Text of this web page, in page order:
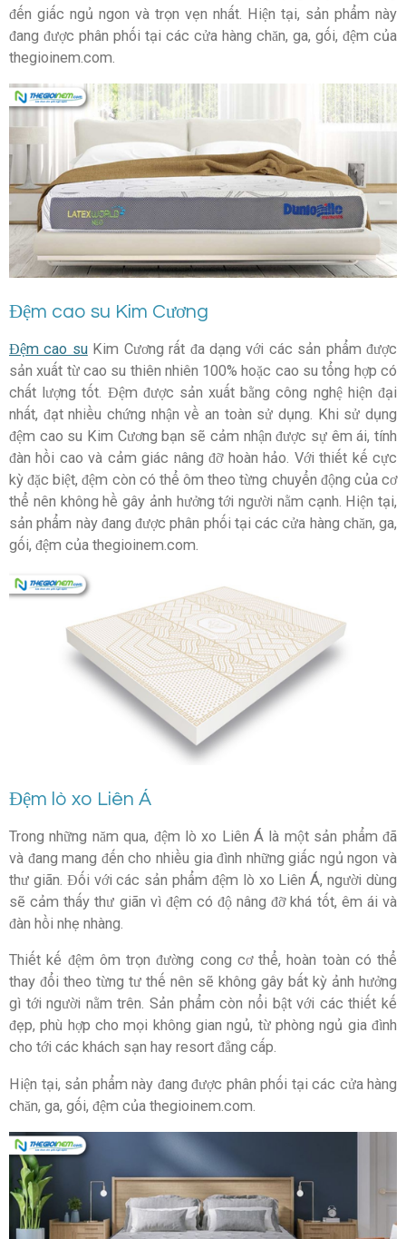
đến giấc ngủ ngon và trọn vẹn nhất. Hiện tại, sản phẩm này
đang được phân phối tại các cửa hàng chăn, ga, gối, đệm của
thegioinem.com.
Đệm cao su Kim Cương
Đệm cao suKim Cương rất đa dạng với các sản phẩm được
sản xuất từ cao su thiên nhiên 100% hoặc cao su tổng hợp có
chất lượng tốt. Đệm được sản xuất bằng công nghệ hiện đại
nhất, đạt nhiều chứng nhận về an toàn sử dụng. Khi sử dụng
đệm cao su Kim Cương bạn sẽ cảm nhận được sự êm ái, tính
đàn hồi cao và cảm giác nâng đỡ hoàn hảo. Với thiết kế cực
kỳ đặc biệt, đệm còn có thể ôm theo từng chuyển động của cơ
thể nên không hề gây ảnh hưởng tới người nằm cạnh. Hiện tại,
sản phẩm này đang được phân phối tại các cửa hàng chăn, ga,
gối, đệm của thegioinem.com.
Đệm lò xo Liên Á
Trong những năm qua, đệm lò xo Liên Á là một sản phẩm đã
và đang mang đến cho nhiều gia đình những giấc ngủ ngon và
thư giãn. Đối với các sản phẩm đệm lò xo Liên Á, người dùng
sẽ cảm thấy thư giãn vì đệm có độ nâng đỡ khá tốt, êm ái và
đàn hồi nhẹ nhàng.
Thiết kế đệm ôm trọn đường cong cơ thể, hoàn toàn có thể
thay đổi theo từng tư thế nên sẽ không gây bất kỳ ảnh hưởng
gì tới người nằm trên. Sản phẩm còn nổi bật với các thiết kế
đẹp, phù hợp cho mọi không gian ngủ, từ phòng ngủ gia đình
cho tới các khách sạn hay resort đẳng cấp.
Hiện tại, sản phẩm này đang được phân phối tại các cửa hàng
chăn, ga, gối, đệm của thegioinem.com.